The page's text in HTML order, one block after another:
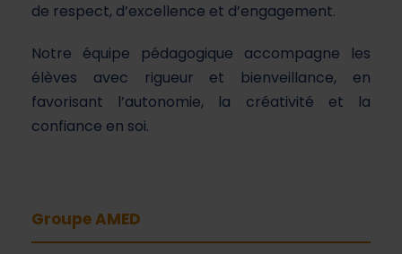
de respect, d’excellence et d’engagement.
Notre équipe pédagogique accompagne les
élèves avec rigueur et bienveillance, en
favorisant l’autonomie, la créativité et la
confiance en soi.
Groupe AMED